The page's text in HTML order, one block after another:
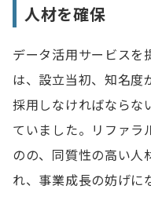
人材を確保
データ活用サービス
は、設立当初、知名度
採用しなければならな
ていました。リファラ
のの、同質性の高い人
れ、事業成長の妨げに